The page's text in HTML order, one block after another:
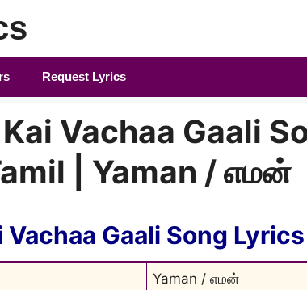
Request Lyrics
Vachaa Gaali
| Yaman / எமன்
Vachaa Gaali Song Lyrics
Yaman / எமன்